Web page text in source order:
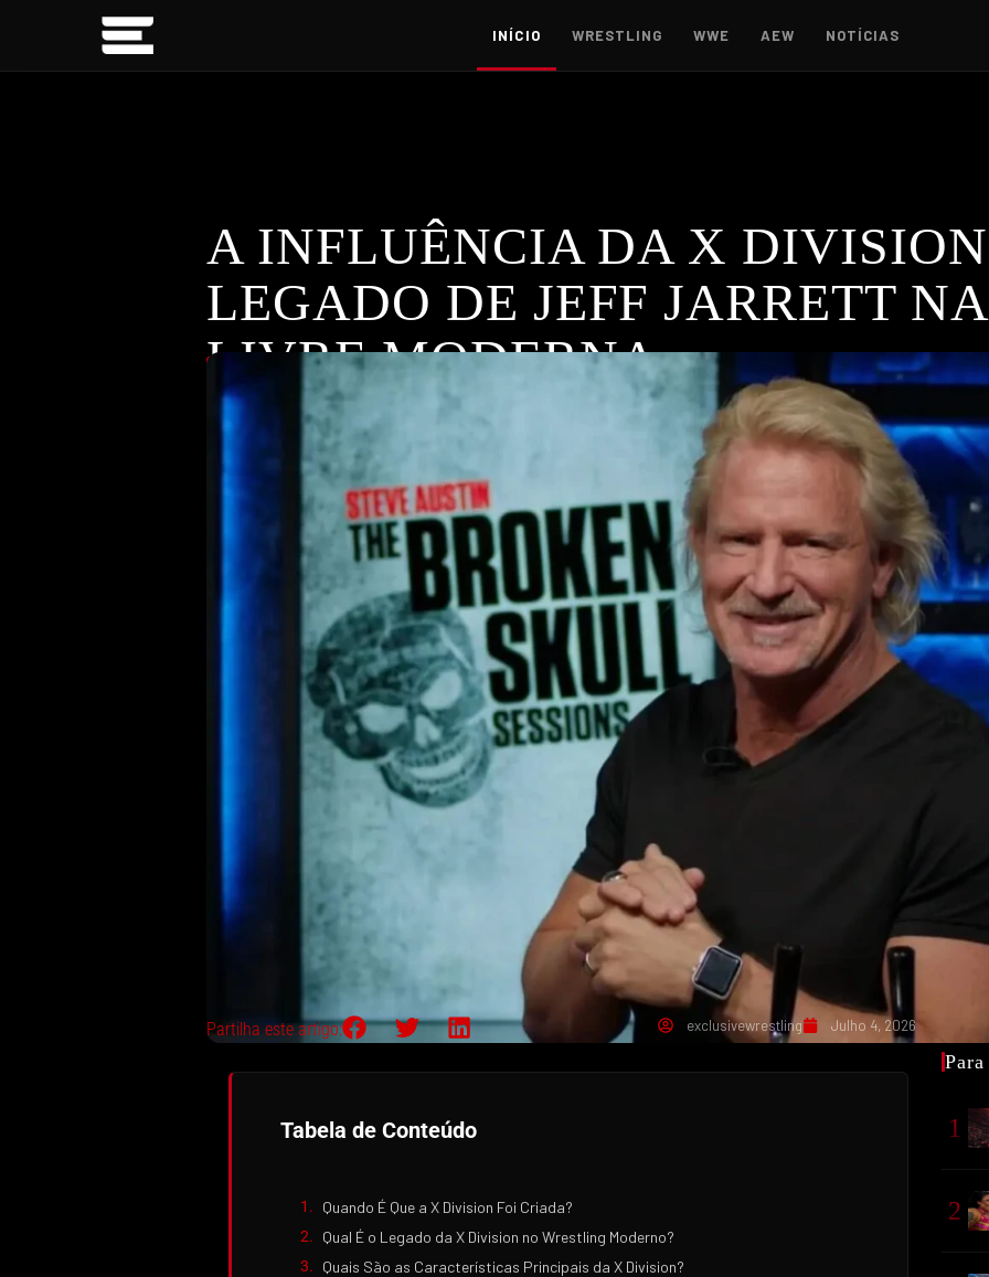
INÍCIO WRESTLING WWE AEW NOTÍCIAS
A INFLUÊNCIA DA X
LEGADO DE JEFF JARRETT
LIVRE MODERNA
Jeff Jarrett discute a influência duradoura da X Division no wrestling moderno, destacando Will
Partilha este artigo: exclusivewrestling Julho 4, 2026
Tabela de Conteúdo
Quando É Que a X Division Foi Criada?
Qual É o Legado da X Division no Wrestling Moderno?
Quais São as Características Principais da X Division?
1
2